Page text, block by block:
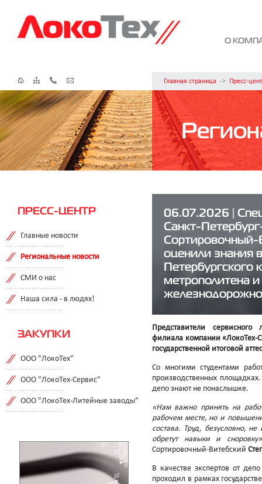
О
Главная страница -> Пресс-
ПРЕСС-ЦЕНТР
Главные новости
Региональные новости
СМИ о нас
Наша сила - в людях!
ЗАКУПКИ
ООО "ЛокоТех"
ООО "ЛокоТех-Сервис"
ООО "ЛокоТех-Литейные заводы"
06.07.2026 |
Санкт-
Сортировочный-
оценили знания
Петербургского
метрополитена и
Представители сервисного
филиала компании «ЛокоТех-
государственной итоговой
Со многими студентами
производственных
депо знают не понаслышке.
«Нам важно принять на
рабочем месте, но и
состава. Труд, безусловно,
обретут навыки и
Сортировочный-Витебский
В качестве экспертов от
проходил в рамках